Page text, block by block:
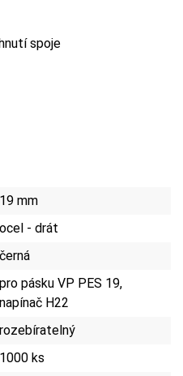
spoje
19 mm
ocel - drát
černá
pro pásku VP PES 19,
napínač H22
rozebíratelný
1000 ks